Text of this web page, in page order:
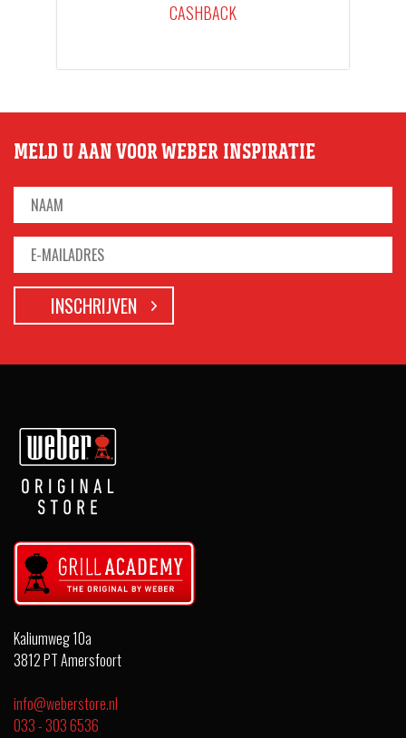
CASHBACK
MELD U AAN VOOR WEBER INSPIRATIE
Kaliumweg 10a
3812 PT Amersfoort
info@weberstore.nl
033 - 303 6536